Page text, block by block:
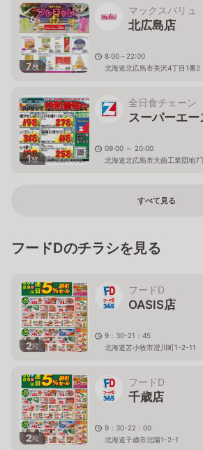
7枚
マックスバリュ
北広島店
8:00～22:00
北海道北広島市美沢4丁目1番2
1枚
全日食チェーン
スーパーエ
09:00 ～ 20:00
北海道北広島市大曲工業団地7
すべて見る
フードDのチラシを見る
2枚
フードD
OASIS店
9：30-21：45
北海道苫小牧市澄川町1-2-11
2枚
フードD
千歳店
9：30-22：00
北海道千歳市北陽1-2-1